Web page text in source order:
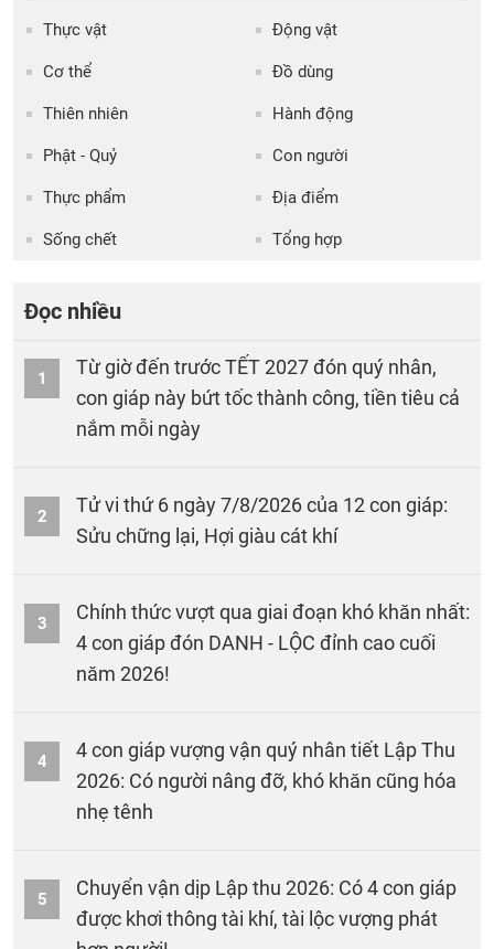
Thực vật Động vật
Cơ thể Đồ dùng
Thiên nhiên Hành động
Phật - Quỷ Con người
Thực phẩm Địa điểm
Sống chết Tổng hợp
Đọc nhiều
1
Từ giờ đến trước TẾT 2027 đón quý nhân,
con giáp này bứt tốc thành công, tiền tiêu cả
nắm mỗi ngày
2
Tử vi thứ 6 ngày 7/8/2026 của 12 con giáp:
Sửu chững lại, Hợi giàu cát khí
3
Chính thức vượt qua giai đoạn khó khăn nhất:
4 con giáp đón DANH - LỘC đỉnh cao cuối
năm 2026!
4
4 con giáp vượng vận quý nhân tiết Lập Thu
2026: Có người nâng đỡ, khó khăn cũng hóa
nhẹ tênh
5
Chuyển vận dịp Lập thu 2026: Có 4 con giáp
được khơi thông tài khí, tài lộc vượng phát